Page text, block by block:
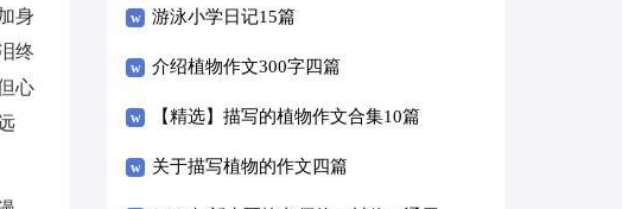
身
终
心
游泳小学日记15篇
介绍植物作文300字四篇
【精选】描写的植物作文合集10篇
关于描写植物的作文四篇